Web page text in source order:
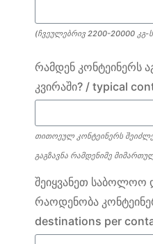
(ჩვეულებრივ 2200-20000 კგ-
რამდენ კონტეინერს
კვირაში? / typical
თითოეულ კონტეინერს
გაგზავნა რამდენიმე
შეიყვანეთ საბოლოო
რაოდენობა
destinations per